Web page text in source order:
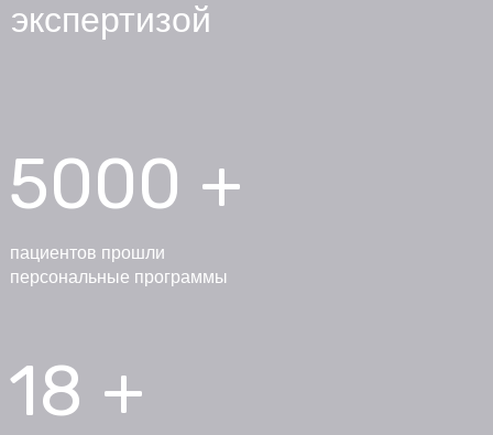
экспертизой
5000 +
пациентов прошли
персональные программы
18 +